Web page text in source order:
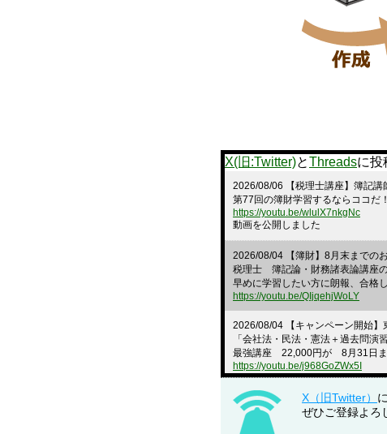
X(旧:Twitter)とThreadsに投
2026/08/06 【税理士講座】簿記講
第77回の簿財学習するならココだ！
https://youtu.be/wlulX7nkgNc
動画を公開しました
2026/08/04 【簿財】8月末までの
税理士 簿記論・財務諸表論講座
早めに学習したい方に朗報、合格
https://youtu.be/QIjqehjWoLY
2026/08/04 【キャンペーン開始】
「会社法・民法・憲法＋過去問演習
最強講座 22,000円が 8月31日ま
https://youtu.be/j968GoZWx5I
2026/08/03 【直前対策セットをリ
建設業経理士1級の直前対策部分
インプットの部分は不要な方にお
X（旧Twitter）
ぜひご登録よろ